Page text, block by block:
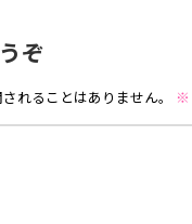
ぞ
れることはありません。 ※